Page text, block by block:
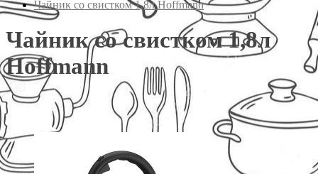
Чайник со свистком 1,8л Hoffmann
Чайник со свистком 1,8л
Hoffmann